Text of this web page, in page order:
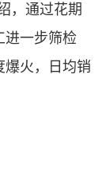
，通过花期
进一步筛检
爆火，日均销